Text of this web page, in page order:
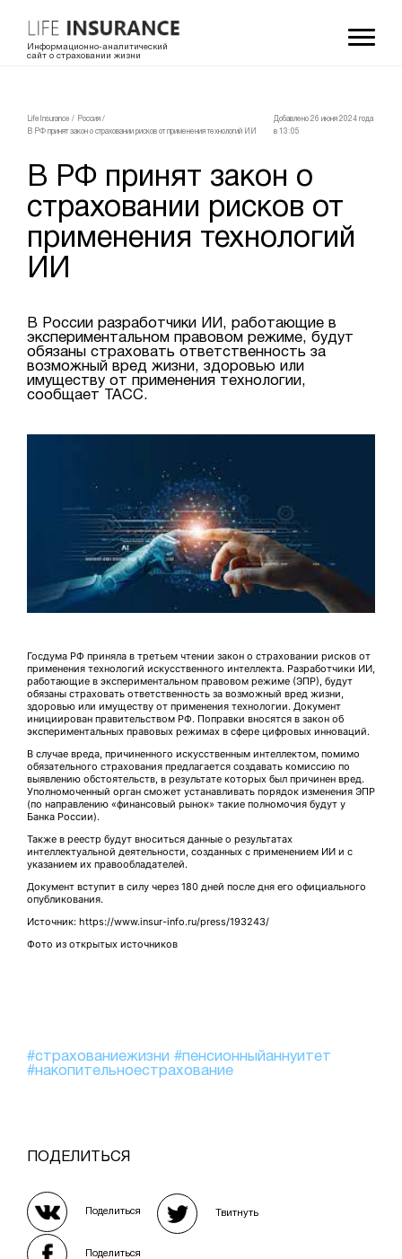
Информационно-аналитический
сайт о страховании жизни
LifeInsurance / Россия /
В РФ принят закон о страховании рисков от применения технологий ИИ
Добавлено 26 июня 2024 года
в 13:05
В РФ принят закон о
страховании рисков от
применения технологий
ИИ
В России разработчики ИИ, работающие в
экспериментальном правовом режиме, будут
обязаны страховать ответственность за
возможный вред жизни, здоровью или
имуществу от применения технологии,
сообщает ТАСС.
Госдума РФ приняла в третьем чтении закон о страховании рисков от
применения технологий искусственного интеллекта. Разработчики ИИ,
работающие в экспериментальном правовом режиме (ЭПР), будут
обязаны страховать ответственность за возможный вред жизни,
здоровью или имуществу от применения технологии. Документ
инициирован правительством РФ. Поправки вносятся в закон об
экспериментальных правовых режимах в сфере цифровых инноваций.
В случае вреда, причиненного искусственным интеллектом, помимо
обязательного страхования предлагается создавать комиссию по
выявлению обстоятельств, в результате которых был причинен вред.
Уполномоченный орган сможет устанавливать порядок изменения ЭПР
(по направлению «финансовый рынок» такие полномочия будут у
Банка России).
Также в реестр будут вноситься данные о результатах
интеллектуальной деятельности, созданных с применением ИИ и с
указанием их правообладателей.
Документ вступит в силу через 180 дней после дня его официального
опубликования.
Источник: https://www.insur-info.ru/press/193243/
Фото из открытых источников
#страхованиежизни #пенсионныйаннуитет
#накопительноестрахование
ПОДЕЛИТЬСЯ
Поделиться Твитнуть
Поделиться